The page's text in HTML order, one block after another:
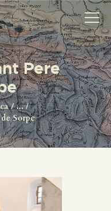
Pere
...
Sorpe